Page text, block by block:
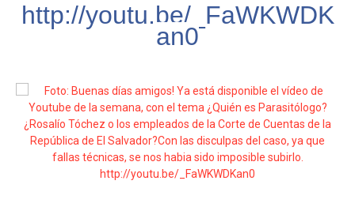
http://youtu.be/_FaWKWDK
an0